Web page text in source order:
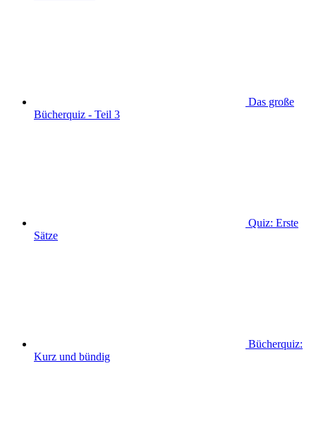
Das große
Bücherquiz - Teil 3
Quiz: Erste
Sätze
Bücherquiz:
Kurz und bündig